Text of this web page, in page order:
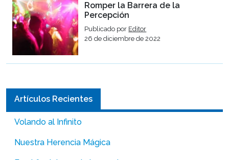
Romper la Barrera de la
Percepción
Publicado por Editor
26 de diciembre de 2022
Artículos Recientes
Volando al Infinito
Nuestra Herencia Mágica